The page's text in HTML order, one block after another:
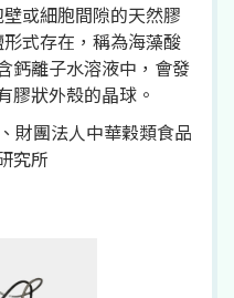
或細胞間隙的天然膠
式存在，稱為海藻酸
鈣離子水溶液中，會發
膠狀外殼的晶球。
財團法人中華穀類食品
究所